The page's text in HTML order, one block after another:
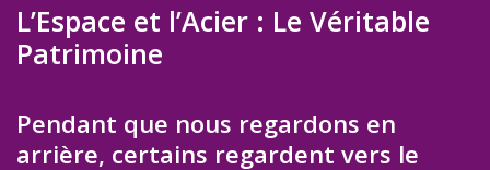
L’Espace et l’Acier : Le Véritable
Patrimoine
Pendant que nous regardons en
arrière, certains regardent vers le